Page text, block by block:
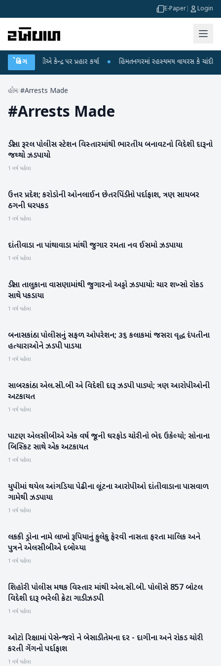
E-Paper Login
બ્રેકિંગ
ગાંધીએ કેન્દ્ર પર પ્રહાર કર્યા ● હિંમતનગરમાં રહસ્યમય વાયરસ કે ચાંદીપુરા? 6
હોમ/#Arrests Made
#Arrests Made
બનાસકાંઠા
ડીસા રૂરલ પોલીસ સ્ટેશન વિસ્તારમાંથી ભારતીય બનાવટનો વિદેશી દારૂનો
જથ્થો ઝડપાયો
1 વર્ષ પહેલા
રાષ્ટ્રીય
ઉત્તર પ્રદેશ; કરોડોની ઓનલાઈન છેતરપિંડીનો પર્દાફાશ, ત્રણ સાયબર
ઠગની ધરપકડ
1 વર્ષ પહેલા
બનાસકાંઠા
દાંતીવાડા ના પાંથાવાડા માંથી જુગાર રમતા નવ ઈસમો ઝડપાયા
1 વર્ષ પહેલા
બનાસકાંઠા
ડીસા તાલુકાના વાસણામાંથી જુગારનો અડ્ડો ઝડપાયો: ચાર શખ્સો રોકડ
સાથે પકડાયા
1 વર્ષ પહેલા
બનાસકાંઠા
બનાસકાંઠા પોલીસનું સફળ ઓપરેશન; ૩૬ કલાકમાં જસરા વૃદ્ધ દંપતીના
હત્યારાઓને ઝડપી પાડયા
1 વર્ષ પહેલા
સાબરકાંઠા
સાબરકાંઠા એલ.સી.બી એ વિદેશી દારૂ ઝડપી પાડ્યો; ત્રણ આરોપીઓની
અટકાયત
1 વર્ષ પહેલા
પાટણ
પાટણ એલસીબીએ એક વર્ષ જૂની ઘરફોડ ચોરીનો ભેદ ઉકેલ્યો; સોનાના
બિસ્કિટ સાથે એક અટકાયત
1 વર્ષ પહેલા
બનાસકાંઠા
યુપીમાં થયેલ આંગડિયા પેઢીના લૂંટના આરોપીઓ દાંતીવાડાના પાસવાળ
ગામેથી ઝડપાયા
1 વર્ષ પહેલા
પાટણ
લકકી ડ્રોના નામે લાખો રૂપિયાનું ફુલેકુ ફેરવી નાસતા ફરતા માલિક અને
પુત્રને એલસીબીએ દબોચ્યા
1 વર્ષ પહેલા
બનાસકાંઠા
શિહોરી પોલીસ મથક વિસ્તાર માંથી એલ.સી.બી. પોલીસે 857 બોટલ
વિદેશી દારૂ ભરેલી ક્રેટા ગાડી ઝડપી
1 વર્ષ પહેલા
પાટણ
ઓટો રિક્ષામાં પેસેન્જરો ને બેસાડી તેમના દર - દાગીના અને રોકડ ચોરી
કરતી ગેંગનો પર્દાફાશ
1 વર્ષ પહેલા